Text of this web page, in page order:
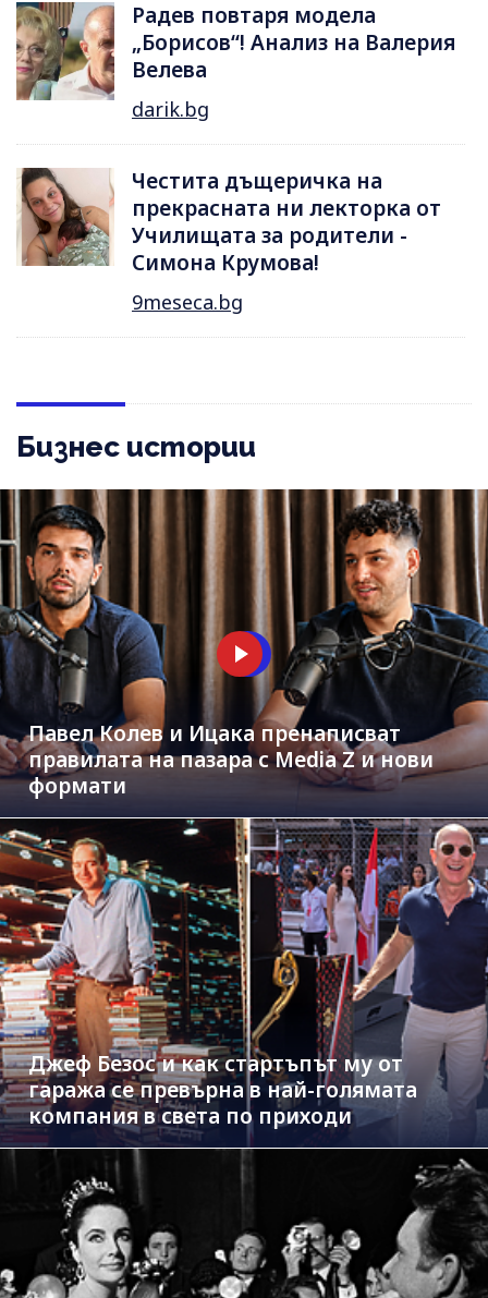
Радев повтаря модела
„Борисов“! Анализ на Валерия
Велева
darik.bg
Честита дъщеричка на
прекрасната ни лекторка от
Училищата за родители -
Симона Крумова!
9meseca.bg
Бизнес истории
Павел Колев и Ицака пренаписват
правилата на пазара с Media Z и нови
формати
Джеф Безос и как стартъпът му от
гаража се превърна в най-голямата
компания в света по приходи